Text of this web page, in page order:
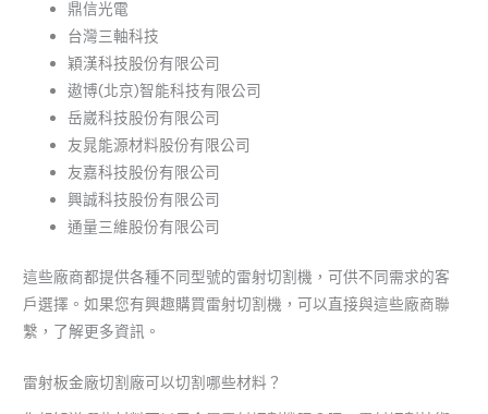
鼎信光電
台灣三軸科技
穎漢科技股份有限公司
遨博(北京)智能科技有限公司
岳崴科技股份有限公司
友晁能源材料股份有限公司
友嘉科技股份有限公司
興誠科技股份有限公司
通量三維股份有限公司
這些廠商都提供各種不同型號的雷射切割機，可供不同需求的客
戶選擇。如果您有興趣購買雷射切割機，可以直接與這些廠商聯
繫，了解更多資訊。
雷射板金廠切割廠可以切割哪些材料？